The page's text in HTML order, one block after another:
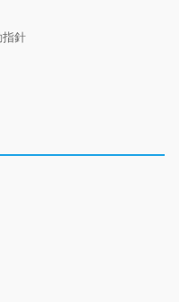
指針